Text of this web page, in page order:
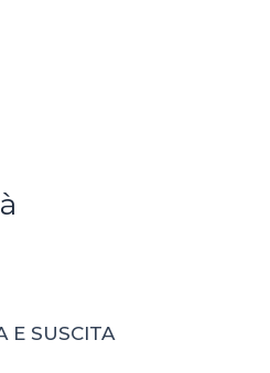
E SUSCITA